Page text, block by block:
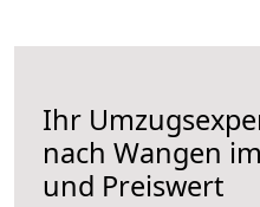
Ihr
nach Wangen
und Preiswert